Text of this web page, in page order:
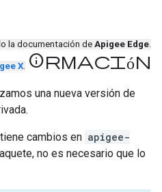
la documentación deApigee Edge.
X. información
una nueva versión de
cambios en apigee-
no es necesario que lo